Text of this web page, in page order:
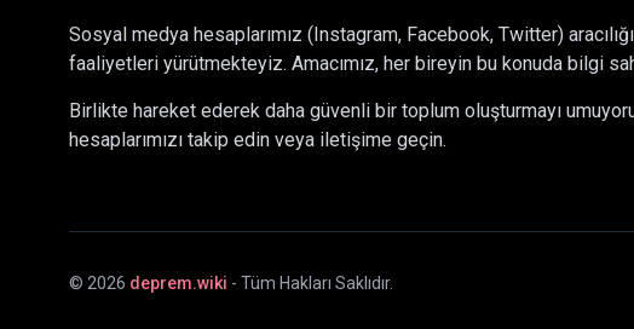
Sosyal medya hesaplarımız (Instagram, Facebook, Twitter)
faaliyetleri yürütmekteyiz. Amacımız, her bireyin bu konuda bilgi
Birlikte hareket ederek daha güvenli bir toplum oluşturmayı
hesaplarımızı takip edin veya iletişime geçin.
© 2026 deprem.wiki - Tüm Hakları Saklıdır.